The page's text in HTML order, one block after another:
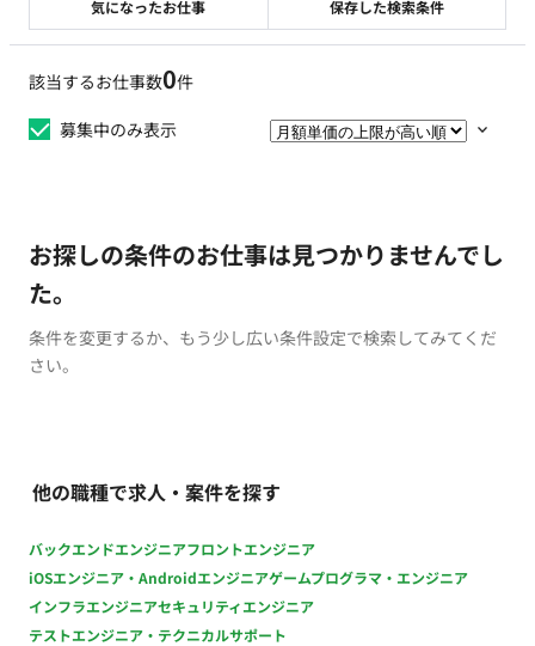
該当するお仕事数0件
募集中のみ表示
お探しの条件のお仕事は見つかりませんでし
た。
条件を変更するか、もう少し広い条件設定で検索してみてくだ
さい。
他の職種で求人・案件を探す
バックエンドエンジニアフロントエンジニア
iOSエンジニア・Androidエンジニアゲームプログラマ・エンジニア
インフラエンジニアセキュリティエンジニア
テストエンジニア・テクニカルサポート
気になったお仕事 保存した検索条件